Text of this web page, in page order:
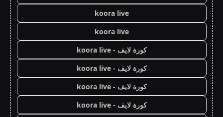
koora live
koora live
كورة لايف - koora live
كورة لايف - koora live
كورة لايف - koora live
كورة لايف - koora live